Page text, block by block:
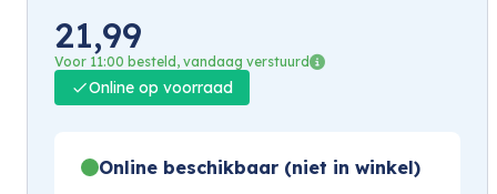
21,99
Voor 11:00 besteld, vandaag verstuurd
Online op voorraad
Online beschikbaar (niet in winkel)